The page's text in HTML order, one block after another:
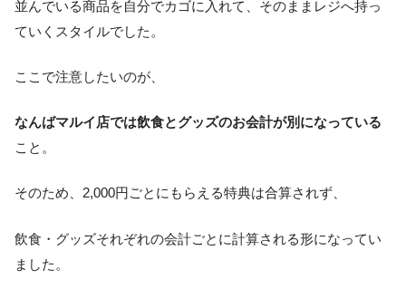
並んでいる商品を自分でカゴに入れて、そのままレジへ持っ
ていくスタイルでした。
ここで注意したいのが、
なんばマルイ店では飲食とグッズのお会計が別になっている
こと。
そのため、2,000円ごとにもらえる特典は合算されず、
飲食・グッズそれぞれの会計ごとに計算される形になってい
ました。